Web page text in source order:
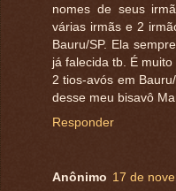
nomes de seus
várias irmãs e 2
Bauru/SP. Ela
já falecida tb. É
2 tios-avós em
desse meu bisavô
Responder
Anônimo 17 de